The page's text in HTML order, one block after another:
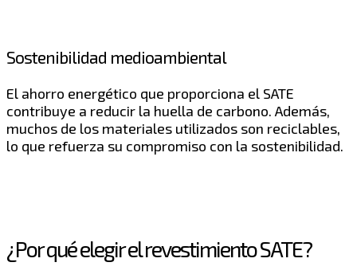
Sostenibilidad medioambiental
El ahorro energético que proporciona el SATE
contribuye a reducir la huella de carbono. Además,
muchos de los materiales utilizados son reciclables,
lo que refuerza su compromiso con la sostenibilidad.
¿Por qué elegir el revestimiento SATE?